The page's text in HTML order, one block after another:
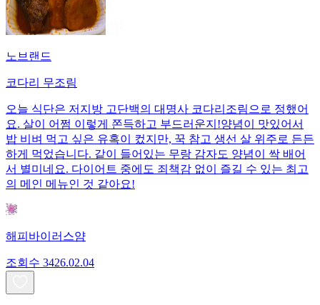
노브랜드
코다리 무조림
오늘 식단은 저지방 고단백의 대명사 코다리조림으로 정했어
요. 살이 어쩜 이렇게 쫀득하고 부드러운지! ​양념이 맛있어서
밥 비벼 먹고 싶은 유혹이 컸지만, 꾹 참고 생선 살 위주로 든든
하게 먹었습니다. 같이 들어있는 무랑 감자도 양념이 싹 배어
서 별미네요. 다이어트 중에도 죄책감 없이 즐길 수 있는 최고
의 메인 메뉴인 것 같아요!
해피바이러스얌
조회수 3426.02.04